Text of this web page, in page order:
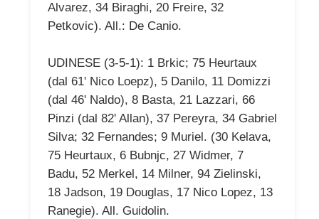
Alvarez, 34 Biraghi, 20 Freire, 32
Petkovic). All.: De Canio.
UDINESE (3-5-1): 1 Brkic; 75 Heurtaux
(dal 61' Nico Loepz), 5 Danilo, 11 Domizzi
(dal 46' Naldo), 8 Basta, 21 Lazzari, 66
Pinzi (dal 82' Allan), 37 Pereyra, 34 Gabriel
Silva; 32 Fernandes; 9 Muriel. (30 Kelava,
75 Heurtaux, 6 Bubnjc, 27 Widmer, 7
Badu, 52 Merkel, 14 Milner, 94 Zielinski,
18 Jadson, 19 Douglas, 17 Nico Lopez, 13
Ranegie). All. Guidolin.